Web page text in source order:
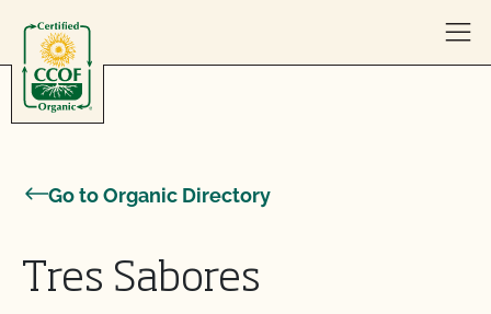
Go to Organic Directory
Tres Sabores